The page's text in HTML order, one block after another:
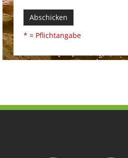
Abschicken
* = Pflichtangabe